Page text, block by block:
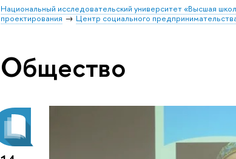
Национальный исследовательский университет «Высшая
проектирования
Центр социального
Общество